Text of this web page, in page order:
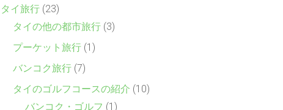
タイ旅行 (23)
タイの他の都市旅行 (3)
プーケット旅行 (1)
バンコク旅行 (7)
タイのゴルフコースの紹介 (10)
バンコク・ゴルフ (1)